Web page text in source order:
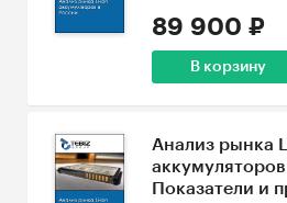
89 900 ₽
В корзину
Анализ рынка
Показатели и